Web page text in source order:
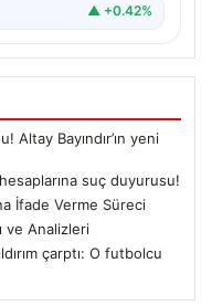
▲ +0.42%
Bayındır’ın yeni
suç duyurusu!
İfade Verme Süreci
ve Analizleri
çarptı: O futbolcu